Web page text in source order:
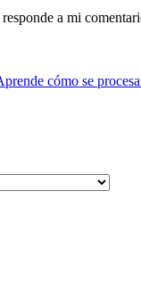
a mi
cómo se